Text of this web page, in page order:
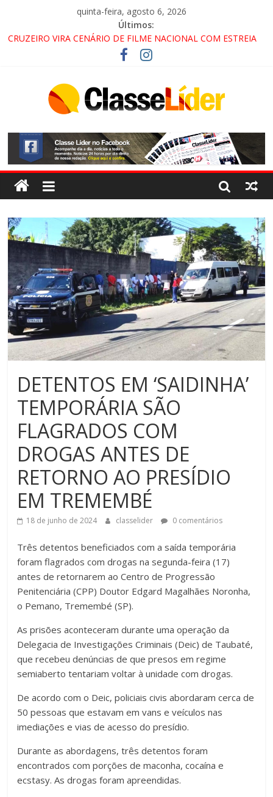
quinta-feira, agosto 6, 2026
Últimos:
CRUZEIRO VIRA CENÁRIO DE FILME NACIONAL COM ESTREIA
PROMOTOR DO GAECO
ACESSO À APARECIDA NA DUTRA SERÁ BLOQUEADO NO FIM
ALTERNATIVAS
LORENA, PINDAMONHANGABA E QUELUZ NA RETA FINAL
PELA FÁBRICA DA COCA-COLA!
DETENTOS EM ‘SAIDINHA’
TEMPORÁRIA SÃO
FLAGRADOS COM
DROGAS ANTES DE
RETORNO AO PRESÍDIO
EM TREMEMBÉ
18 de junho de 2024 classelider 0 comentários
Três detentos beneficiados com a saída temporária
foram flagrados com drogas na segunda-feira (17)
antes de retornarem ao Centro de Progressão
Penitenciária (CPP) Doutor Edgard Magalhães Noronha,
o Pemano, Tremembé (SP).
As prisões aconteceram durante uma operação da
Delegacia de Investigações Criminais (Deic) de Taubaté,
que recebeu denúncias de que presos em regime
semiaberto tentariam voltar à unidade com drogas.
De acordo com o Deic, policiais civis abordaram cerca de
50 pessoas que estavam em vans e veículos nas
imediações e vias de acesso do presídio.
Durante as abordagens, três detentos foram
encontrados com porções de maconha, cocaína e
ecstasy. As drogas foram apreendidas.